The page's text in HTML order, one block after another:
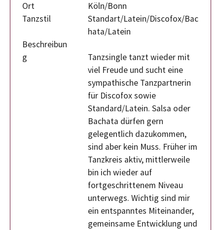
Ort
Köln/Bonn
Tanzstil
Standart/Latein/Discofox/Bac
hata/Latein
Beschreibun
g
Tanzsingle tanzt wieder mit
viel Freude und sucht eine
sympathische Tanzpartnerin
für Discofox sowie
Standard/Latein. Salsa oder
Bachata dürfen gern
gelegentlich dazukommen,
sind aber kein Muss. Früher im
Tanzkreis aktiv, mittlerweile
bin ich wieder auf
fortgeschrittenem Niveau
unterwegs. Wichtig sind mir
ein entspanntes Miteinander,
gemeinsame Entwicklung und